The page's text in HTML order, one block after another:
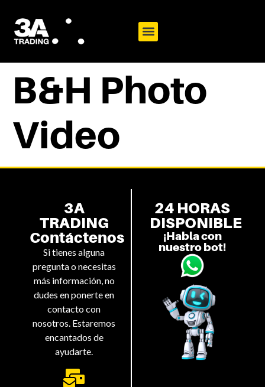
B&H Photo
Video
3A
TRADING
Contáctenos
Si tienes alguna
pregunta o necesitas
más información, no
dudes en ponerte en
contacto con
nosotros. Estaremos
encantados de
ayudarte.
24 HORAS
DISPONIBLE
¡Habla con
nuestro bot!